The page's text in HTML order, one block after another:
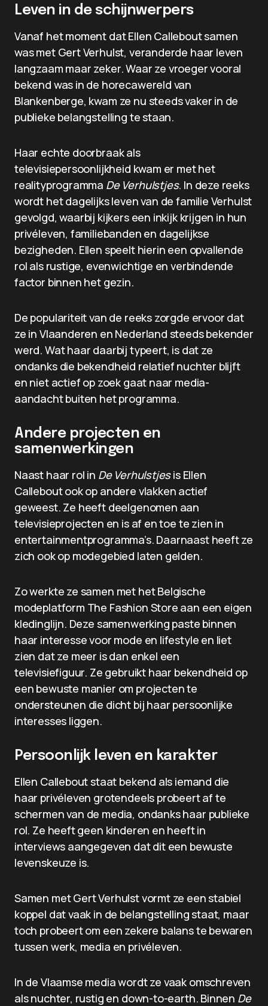
Leven in de schijnwerpers
Vanaf het moment dat Ellen Callebout samen
was met Gert Verhulst, veranderde haar leven
langzaam maar zeker. Waar ze vroeger vooral
bekend was in de horecawereld van
Blankenberge, kwam ze nu steeds vaker in de
publieke belangstelling te staan.
Haar echte doorbraak als
televisiepersoonlijkheid kwam er met het
realityprogramma De Verhulstjes. In deze reeks
wordt het dagelijks leven van de familie Verhulst
gevolgd, waarbij kijkers een inkijk krijgen in hun
privéleven, familiebanden en dagelijkse
bezigheden. Ellen speelt hierin een opvallende
rol als rustige, evenwichtige en verbindende
factor binnen het gezin.
De populariteit van de reeks zorgde ervoor dat
ze in Vlaanderen en Nederland steeds bekender
werd. Wat haar daarbij typeert, is dat ze
ondanks die bekendheid relatief nuchter blijft
en niet actief op zoek gaat naar media-
aandacht buiten het programma.
Andere projecten en
samenwerkingen
Naast haar rol in De Verhulstjesis Ellen
Callebout ook op andere vlakken actief
geweest. Ze heeft deelgenomen aan
televisieprojecten en is af en toe te zien in
entertainmentprogramma’s. Daarnaast heeft ze
zich ook op modegebied laten gelden.
Zo werkte ze samen met het Belgische
modeplatform The Fashion Store aan een eigen
kledinglijn. Deze samenwerking paste binnen
haar interesse voor mode en lifestyle en liet
zien dat ze meer is dan enkel een
televisiefiguur. Ze gebruikt haar bekendheid op
een bewuste manier om projecten te
ondersteunen die dicht bij haar persoonlijke
interesses liggen.
Persoonlijk leven en karakter
Ellen Callebout staat bekend als iemand die
haar privéleven grotendeels probeert af te
schermen van de media, ondanks haar publieke
rol. Ze heeft geen kinderen en heeft in
interviews aangegeven dat dit een bewuste
levenskeuze is.
Samen met Gert Verhulst vormt ze een stabiel
koppel dat vaak in de belangstelling staat, maar
toch probeert om een zekere balans te bewaren
tussen werk, media en privéleven.
In de Vlaamse media wordt ze vaak omschreven
als nuchter, rustig en down-to-earth. Binnen De